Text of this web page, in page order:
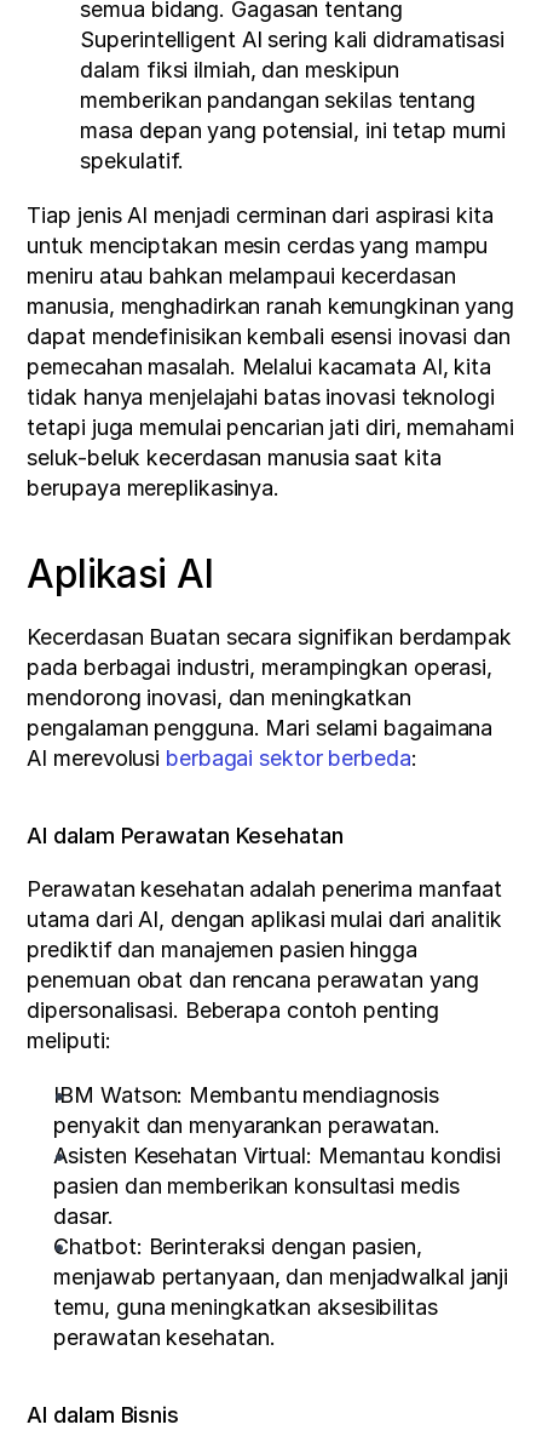
semua bidang. Gagasan tentang
Superintelligent AI sering kali didramatisasi
dalam fiksi ilmiah, dan meskipun
memberikan pandangan sekilas tentang
masa depan yang potensial, ini tetap murni
spekulatif.
Tiap jenis AI menjadi cerminan dari aspirasi kita
untuk menciptakan mesin cerdas yang mampu
meniru atau bahkan melampaui kecerdasan
manusia, menghadirkan ranah kemungkinan yang
dapat mendefinisikan kembali esensi inovasi dan
pemecahan masalah. Melalui kacamata AI, kita
tidak hanya menjelajahi batas inovasi teknologi
tetapi juga memulai pencarian jati diri, memahami
seluk-beluk kecerdasan manusia saat kita
berupaya mereplikasinya.
Aplikasi AI
Kecerdasan Buatan secara signifikan berdampak
pada berbagai industri, merampingkan operasi,
mendorong inovasi, dan meningkatkan
pengalaman pengguna. Mari selami bagaimana
AI merevolusi berbagai sektor berbeda:
AI dalam Perawatan Kesehatan
Perawatan kesehatan adalah penerima manfaat
utama dari AI, dengan aplikasi mulai dari analitik
prediktif dan manajemen pasien hingga
penemuan obat dan rencana perawatan yang
dipersonalisasi. Beberapa contoh penting
meliputi:
IBM Watson: Membantu mendiagnosis
penyakit dan menyarankan perawatan.
Asisten Kesehatan Virtual: Memantau kondisi
pasien dan memberikan konsultasi medis
dasar.
Chatbot: Berinteraksi dengan pasien,
menjawab pertanyaan, dan menjadwalkal janji
temu, guna meningkatkan aksesibilitas
perawatan kesehatan.
AI dalam Bisnis